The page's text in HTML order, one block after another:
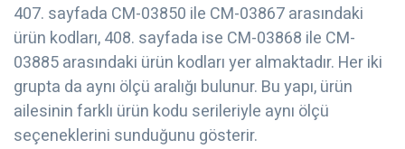
407. sayfada CM-03850 ile CM-03867 arasındaki
ürün kodları, 408. sayfada ise CM-03868 ile CM-
03885 arasındaki ürün kodları yer almaktadır. Her iki
grupta da aynı ölçü aralığı bulunur. Bu yapı, ürün
ailesinin farklı ürün kodu serileriyle aynı ölçü
seçeneklerini sunduğunu gösterir.